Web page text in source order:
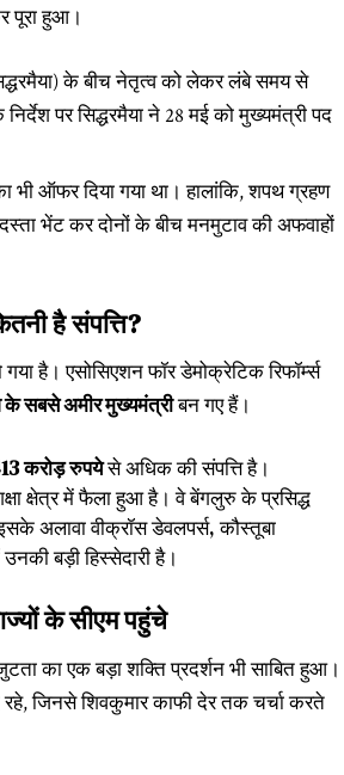
पूरा हुआ।
के बीच नेतृत्व को लेकर लंबे समय से
पर सिद्धरमैया ने 28 मई को मुख्यमंत्री पद
भी ऑफर दिया गया था। हालांकि, शपथ ग्रहण
भेंट कर दोनों के बीच मनमुटाव की अफवाहों
है संपत्ति?
है। एसोसिएशन फॉर डेमोक्रेटिक रिफॉर्म्स
सबसे अमीर मुख्यमंत्रीबन गए हैं।
करोड़ रुपयेसे अधिक की संपत्ति है।
क्षेत्र में फैला हुआ है। वे बेंगलुरु के प्रसिद्ध
अलावा वीक्रॉस डेवलपर्स, कौस्तूबा
बड़ी हिस्सेदारी है।
के सीएम पहुंचे
का एक बड़ा शक्ति प्रदर्शन भी साबित हुआ।
जिनसे शिवकुमार काफी देर तक चर्चा करते